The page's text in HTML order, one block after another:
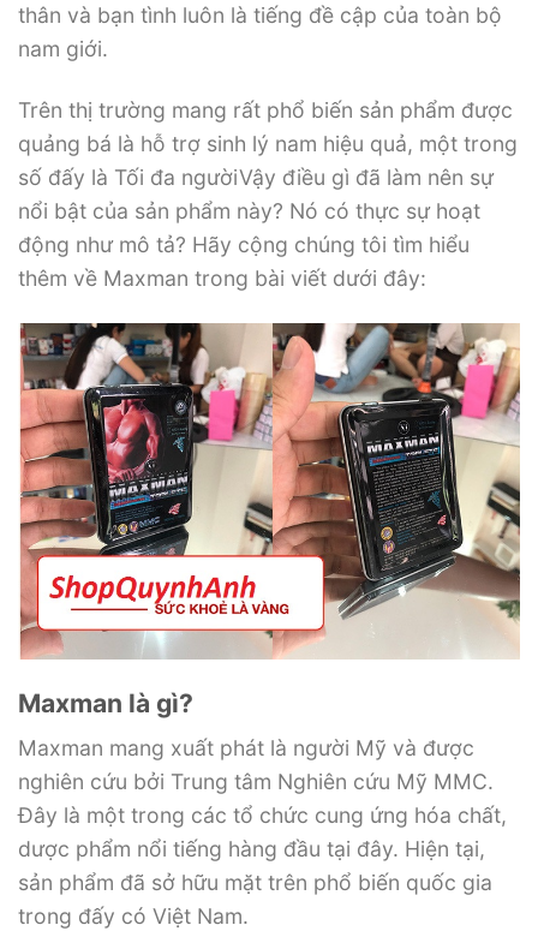
thân và bạn tình luôn là tiếng đề cập của toàn bộ
nam giới.
Trên thị trường mang rất phổ biến sản phẩm được
quảng bá là hỗ trợ sinh lý nam hiệu quả, một trong
số đấy là Tối đa ngườiVậy điều gì đã làm nên sự
nổi bật của sản phẩm này? Nó có thực sự hoạt
động như mô tả? Hãy cộng chúng tôi tìm hiểu
thêm về Maxman trong bài viết dưới đây:
Maxman là gì?
Maxman mang xuất phát là người Mỹ và được
nghiên cứu bởi Trung tâm Nghiên cứu Mỹ MMC.
Đây là một trong các tổ chức cung ứng hóa chất,
dược phẩm nổi tiếng hàng đầu tại đây. Hiện tại,
sản phẩm đã sở hữu mặt trên phổ biến quốc gia
trong đấy có Việt Nam.